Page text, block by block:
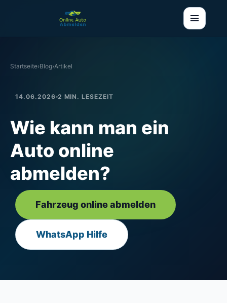
Startseite›Blog›Artikel
14.06.2026 2 MIN. LESEZEIT
Wie kann man ein
Auto online
abmelden?
Fahrzeug online abmelden
WhatsApp Hilfe